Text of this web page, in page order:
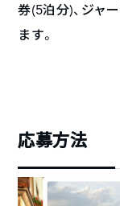
券(5泊分)、ジャ
ます。
応募方法